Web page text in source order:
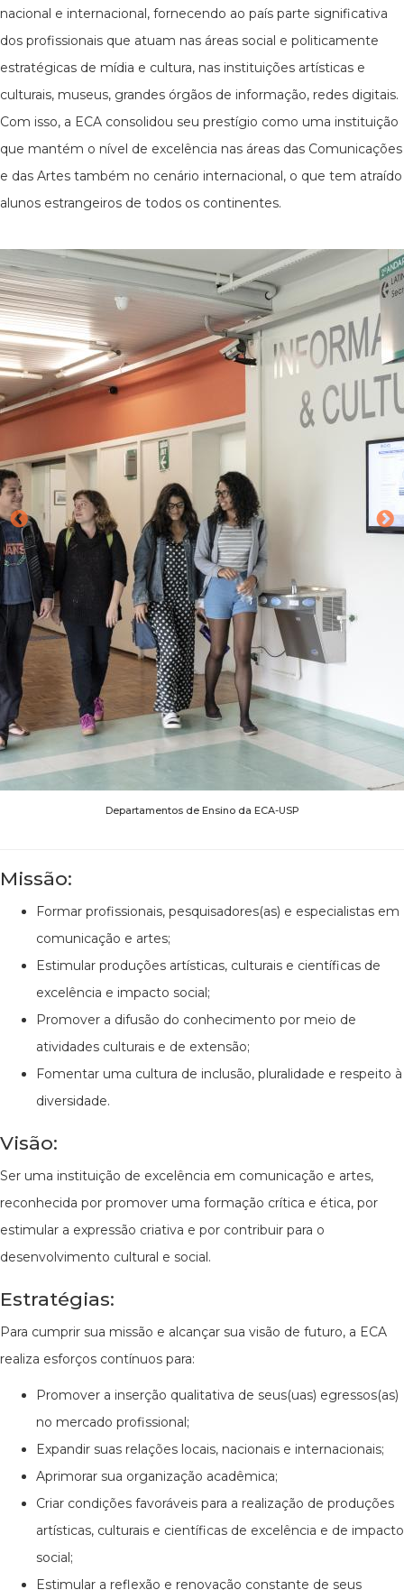
nacional e internacional, fornecendo ao país parte significativa
dos profissionais que atuam nas áreas social e politicamente
estratégicas de mídia e cultura, nas instituições artísticas e
culturais, museus, grandes órgãos de informação, redes digitais.
Com isso, a ECA consolidou seu prestígio como uma instituição
que mantém o nível de excelência nas áreas das Comunicações
e das Artes também no cenário internacional, o que tem atraído
alunos estrangeiros de todos os continentes.
Departamentos de Ensino da ECA-USP
Missão:
Formar profissionais, pesquisadores(as) e especialistas em
comunicação e artes;
Estimular produções artísticas, culturais e científicas de
excelência e impacto social;
Promover a difusão do conhecimento por meio de
atividades culturais e de extensão;
Fomentar uma cultura de inclusão, pluralidade e respeito à
diversidade.
Visão:
Ser uma instituição de excelência em comunicação e artes,
reconhecida por promover uma formação crítica e ética, por
estimular a expressão criativa e por contribuir para o
desenvolvimento cultural e social.
Estratégias:
Para cumprir sua missão e alcançar sua visão de futuro, a ECA
realiza esforços contínuos para:
Promover a inserção qualitativa de seus(uas) egressos(as)
no mercado profissional;
Expandir suas relações locais, nacionais e internacionais;
Aprimorar sua organização acadêmica;
Criar condições favoráveis para a realização de produções
artísticas, culturais e científicas de excelência e de impacto
social;
Estimular a reflexão e renovação constante de seus